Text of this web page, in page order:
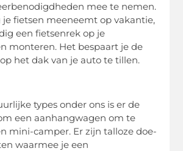
mee te nemen.
je fietsen meeneemt op vakantie,
een fietsenrek op je
monteren. Het bespaart je de
het dak van je auto te tillen.
types onder ons is er de
een aanhangwagen om te
mini-camper. Er zijn talloze doe-
waarmee je een